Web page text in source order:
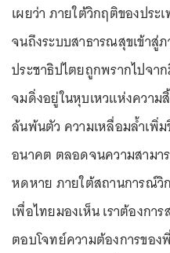
เผยว่า ภายใต้วิกฤติของปร
จนถึงระบบสาธารณสุขเข้าสู่
ประชาธิปไตยถูกพรากไปจา
จมดิ่งอยู่ในหุบเหวแห่งควา
ล้นพ้นตัว ความเหลื่อมล้ำเพิ่
อนาคต ตลอดจนความสามา
หดหาย ภายใต้สถานการณ์
เพื่อไทยมองเห็น เราต้องกา
ตอบโจทย์ความต้องการของ